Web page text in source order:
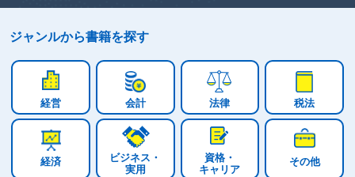
ジャンルから書籍を探す
経営 会計 法律 税法
経済
ビジネス・
実用
資格・
キャリア
その他